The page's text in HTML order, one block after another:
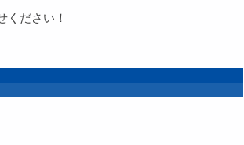
ください！